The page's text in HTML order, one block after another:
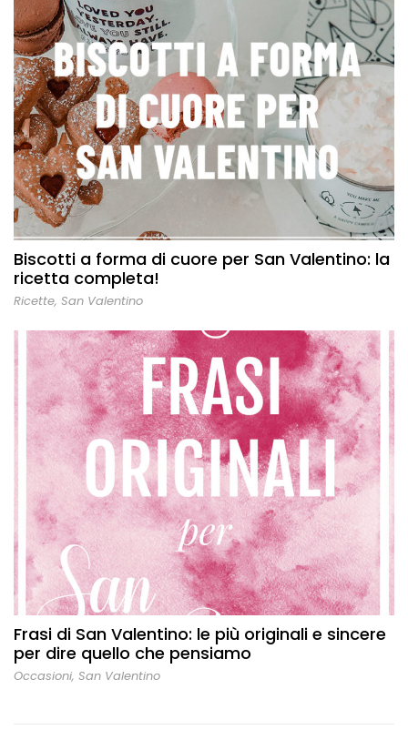
Biscotti a forma di cuore per San Valentino: la
ricetta completa!
Ricette, San Valentino
Frasi di San Valentino: le più originali e sincere
per dire quello che pensiamo
Occasioni, San Valentino